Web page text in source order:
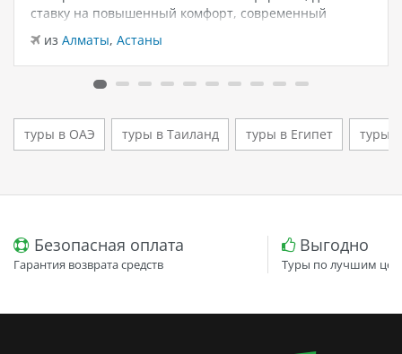
ставку на повышенный комфорт, современный
дизайн и атмосферу спокойного семейного отдыха у
моря. Отель остаётся популярным выбором для тех,
кто ищет семейный отель в…
из Алматы, Астаны
туры в ОАЭ туры в Таиланд туры в Египет туры
Безопасная оплата
Гарантия возврата средств
Выгодно
Туры по лучшим